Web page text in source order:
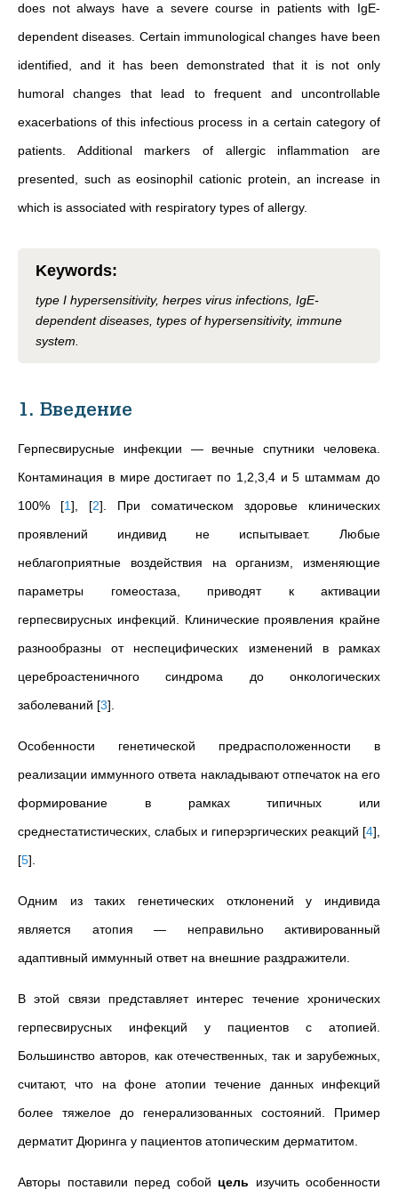
does not always have a severe course in patients with IgE-
dependent diseases. Certain immunological changes have been
identified, and it has been demonstrated that it is not only
humoral changes that lead to frequent and uncontrollable
exacerbations of this infectious process in a certain category of
patients. Additional markers of allergic inflammation are
presented, such as eosinophil cationic protein, an increase in
which is associated with respiratory types of allergy.
Keywords:
type I hypersensitivity, herpes virus infections, IgE-
dependent diseases, types of hypersensitivity, immune
system.
1. Введение
Герпесвирусные инфекции — вечные спутники человека.
Контаминация в мире достигает по 1,2,3,4 и 5 штаммам до
100% [1] [2] . При соматическом здоровье клинических
проявлений индивид не испытывает. Любые
неблагоприятные воздействия на организм, изменяющие
параметры гомеостаза, приводят к активации
герпесвирусных инфекций. Клинические проявления крайне
разнообразны от неспецифических изменений в рамках
цереброастеничного синдрома до онкологических
заболеваний [3]
Особенности генетической предрасположенности в
реализации иммунного ответа накладывают отпечаток на его
формирование в рамках типичных или
среднестатистических, слабых и гиперэргических реакций [4]
[5]
Одним из таких генетических отклонений у индивида
является атопия — неправильно активированный
адаптивный иммунный ответ на внешние раздражители.
В этой связи представляет интерес течение хронических
герпесвирусных инфекций у пациентов с атопией.
Большинство авторов, как отечественных, так и зарубежных,
считают, что на фоне атопии течение данных инфекций
более тяжелое до генерализованных состояний. Пример
дерматит Дюринга у пациентов атопическим дерматитом.
Авторы поставили перед собой цель изучить особенности